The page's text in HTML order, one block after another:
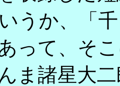
うか、「
って、そ
ま諸星大